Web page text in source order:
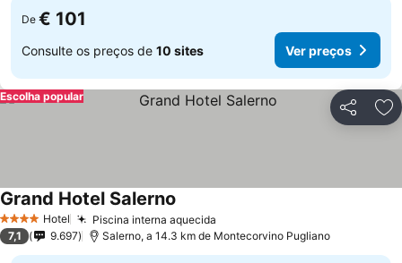
De € 101
Consulte os preços de 10 sites Ver preços
Partilhar
Escolha popular
4 EstrelasHotel Piscina interna aquecida
Grand Hotel Salerno
7,1 9.697 Salerno, a 14.3 km de Montecorvino Pugliano